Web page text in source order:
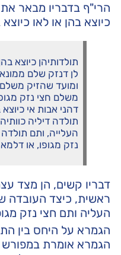
הרי"ף בדבריו מבאר
כיוצא בהן או לאו
תולדותיהן כיוצא
לן דנזק שלם
ומועד שהזיק
משלם חצי נזק
דהני אבות אי כיוצא
תולדה דיליה
העלייה, ותם תולדה
נזק מגופו, או דלמא
דבריו קשים, הן מצד
ראשית, כיצד העובדה
העליה ותם חצי נזק
הגמרא על היחס בין
הגמרא אומרת